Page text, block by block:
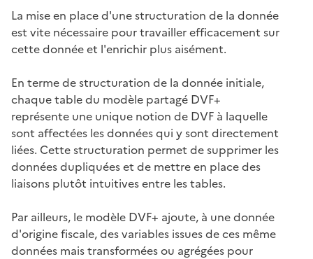
La mise en place d'une structuration de la donnée
est vite nécessaire pour travailler efficacement sur
cette donnée et l'enrichir plus aisément.
En terme de structuration de la donnée initiale,
chaque table du modèle partagé DVF+
représente une unique notion de DVF à laquelle
sont affectées les données qui y sont directement
liées. Cette structuration permet de supprimer les
données dupliquées et de mettre en place des
liaisons plutôt intuitives entre les tables.
Par ailleurs, le modèle DVF+ ajoute, à une donnée
d'origine fiscale, des variables issues de ces même
données mais transformées ou agrégées pour